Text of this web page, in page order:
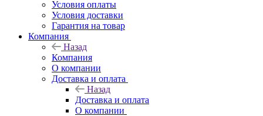
Условия оплаты
Условия доставки
Гарантия на товар
Компания
Назад
Компания
О компании
Доставка и оплата
Назад
Доставка и оплата
О компании